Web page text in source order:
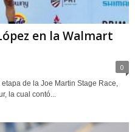
en la Walmart
0
de la Joe Martin Stage Race,
la cual contó...